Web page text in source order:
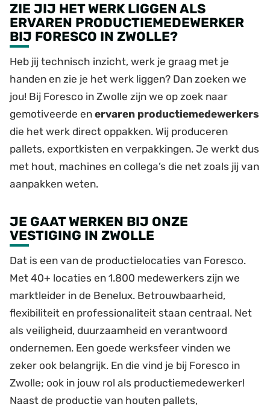
ZIE JIJ HET WERK LIGGEN ALS
ERVAREN PRODUCTIEMEDEWERKER
BIJ FORESCO IN ZWOLLE?
Heb jij technisch inzicht, werk je graag met je
handen en zie je het werk liggen? Dan zoeken we
jou! Bij Foresco in Zwolle zijn we op zoek naar
gemotiveerde en ervaren productiemedewerkers
die het werk direct oppakken. Wij produceren
pallets, exportkisten en verpakkingen. Je werkt dus
met hout, machines en collega’s die net zoals jij van
aanpakken weten.
JE GAAT WERKEN BIJ ONZE
VESTIGING IN ZWOLLE
Dat is een van de productielocaties van Foresco.
Met 40+ locaties en 1.800 medewerkers zijn we
marktleider in de Benelux. Betrouwbaarheid,
flexibiliteit en professionaliteit staan centraal. Net
als veiligheid, duurzaamheid en verantwoord
ondernemen. Een goede werksfeer vinden we
zeker ook belangrijk. En die vind je bij Foresco in
Zwolle; ook in jouw rol als productiemedewerker!
Naast de productie van houten pallets,